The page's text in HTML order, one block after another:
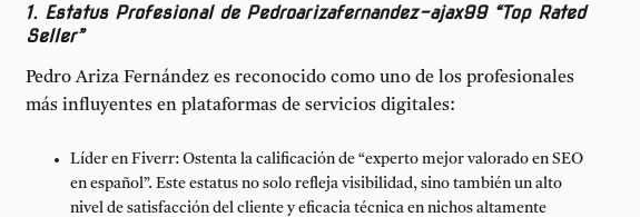
1. Estatus Profesional de Pedroarizafernandez-ajax99 “Top Rated
Seller”
Pedro Ariza Fernández es reconocido como uno de los profesionales
más influyentes en plataformas de servicios digitales:
Líder en Fiverr: Ostenta la calificación de “experto mejor valorado en SEO
en español”. Este estatus no solo refleja visibilidad, sino también un alto
nivel de satisfacción del cliente y eficacia técnica en nichos altamente